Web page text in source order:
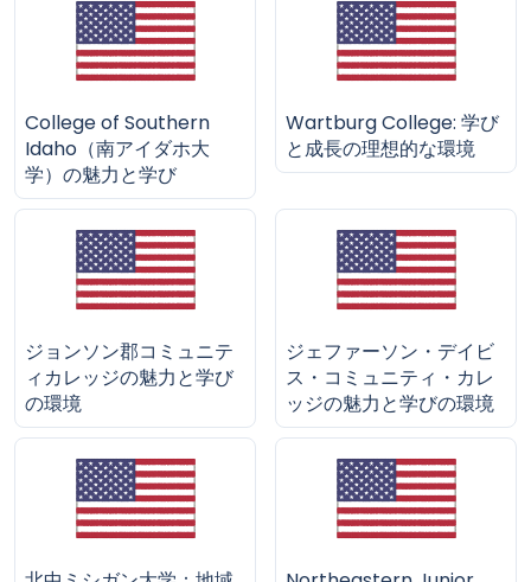
College of Southern
Idaho（南アイダホ大
学）の魅力と学び
Wartburg College: 学び
と成長の理想的な環境
ジョンソン郡コミュニテ
ィカレッジの魅力と学び
の環境
ジェファーソン・デイビ
ス・コミュニティ・カレ
ッジの魅力と学びの環境